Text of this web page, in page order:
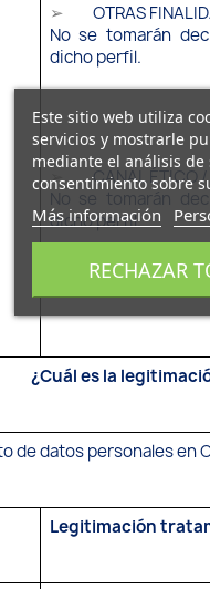
➢
OTRAS
No se tomarán
dicho perfil.
➢
CANAL ÉTICO
No se tomarán
dicho perfil.
¿Cuál es la
de datos personales en
Legitimación
Este sitio web utiliza
servicios y mostrarle
mediante el análisis de
consentimiento sobre
Más información
RECHAZAR